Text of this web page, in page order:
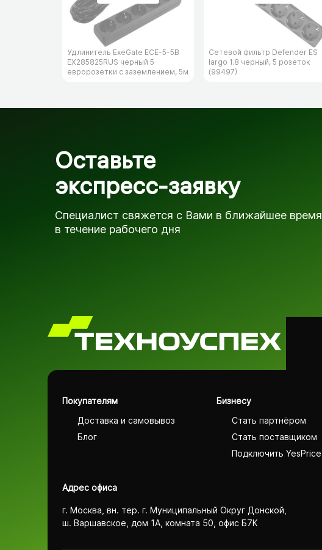
Удлинитель ExeGate ECE-5-5B
EX285825RUS черный 5
евророзетки с заземлением, 5м
Сетевой фильтр Defender ES
largo 1.8 черный, 5 розеток
(99497)
Оставьте
экспресс-заявку
Специалист свяжется с Вами в ближайшее время
в течение рабочего дня
Покупателям
Доставка и самовывоз
Блог
Бизнесу
Стать партнёром
Стать поставщиком
Подключить YesPrice
Адрес офиса
г. Москва, вн. тер. г. Муниципальный Округ Донской,
ш. Варшавское, дом 1А, комната 50, офис Б7К